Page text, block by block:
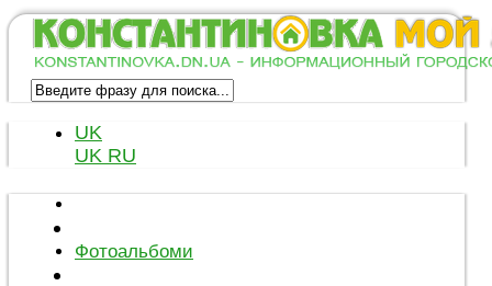
UK
UK RU
Фотоальбоми